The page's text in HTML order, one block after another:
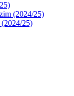
(2024/25)
25)